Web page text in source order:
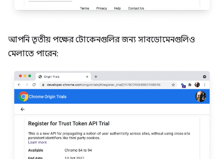
আপনি তৃতীয় পক্ষের টোকেনগুলির জন্য সাবডোমেনগুলিও
মেলাতে পারেন: